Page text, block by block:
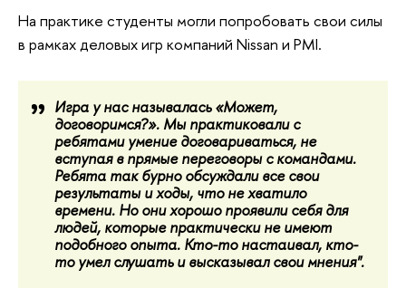
На практике студенты могли попробовать свои силы
в рамках деловых игр компаний Nissan и PMI.
Игра у нас называлась «Может,
договоримся?». Мы практиковали с
ребятами умение договариваться, не
вступая в прямые переговоры с командами.
Ребята так бурно обсуждали все свои
результаты и ходы, что не хватило
времени. Но они хорошо проявили себя для
людей, которые практически не имеют
подобного опыта. Кто-то настаивал, кто-
то умел слушать и высказывал свои мнения".